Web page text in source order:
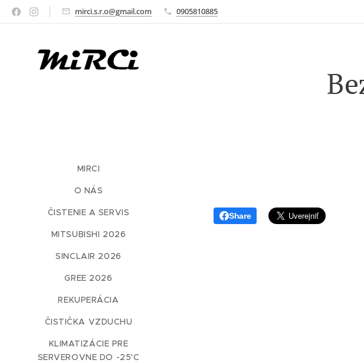
mirci.s.r.o@gmail.com 0905810885
MIRCI
O NÁS
ČISTENIE A SERVIS
MITSUBISHI 2026
SINCLAIR 2026
GREE 2026
REKUPERÁCIA
ČISTIČKA VZDUCHU
KLIMATIZÁCIE PRE
SERVEROVNE DO -25'C
Share